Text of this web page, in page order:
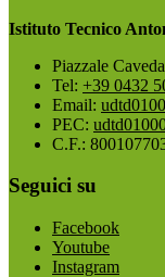
Istituto Tecnico
Piazzale
Tel: +39 0432
Email:
PEC:
C.F.:
Seguici su
Facebook
Youtube
Instagram